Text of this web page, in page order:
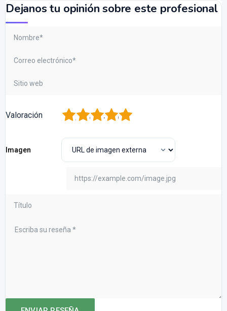
Dejanos tu opinión sobre este profesional
Valoración 5
4
3
2
Imagen